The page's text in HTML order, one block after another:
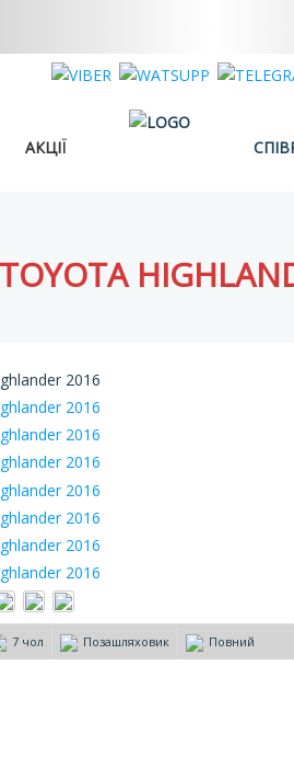
АКЦІЇ
TOYOTA
7 чол Позашляховик Повний